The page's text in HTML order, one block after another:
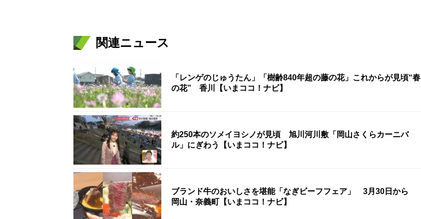
関連ニュース
「レンゲのじゅうたん」「樹齢840年超の藤の花」これからが見頃“春
の花” 香川【いまココ！ナビ】
約250本のソメイヨシノが見頃 旭川河川敷「岡山さくらカーニバ
ル」にぎわう【いまココ！ナビ】
ブランド牛のおいしさを堪能「なぎビーフフェア」 3月30日から
岡山・奈義町【いまココ！ナビ】